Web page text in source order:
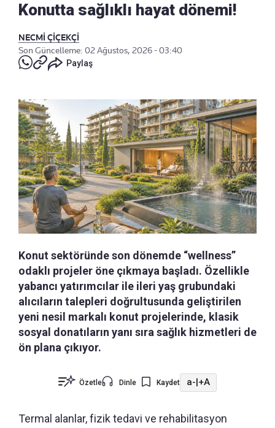
Konutta sağlıklı hayat dönemi!
NECMİ ÇİÇEKÇİ
Son Güncelleme: 02 Ağustos, 2026 - 03:40
Paylaş
Konut sektöründe son dönemde “wellness”
odaklı projeler öne çıkmaya başladı. Özellikle
yabancı yatırımcılar ile ileri yaş grubundaki
alıcıların talepleri doğrultusunda geliştirilen
yeni nesil markalı konut projelerinde, klasik
sosyal donatıların yanı sıra sağlık hizmetleri de
ön plana çıkıyor.
Özetle Dinle Kaydet a-|+A
Termal alanlar, fizik tedavi ve rehabilitasyon